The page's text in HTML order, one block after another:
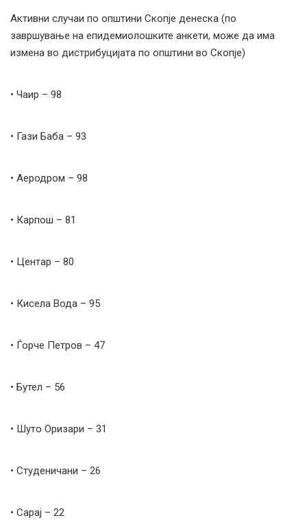
Активни случаи по општини Скопје денеска (по
завршување на епидемиолошките анкети, може да има
измена во дистрибуцијата по општини во Скопје)
• Чаир – 98
• Гази Баба – 93
• Аеродром – 98
• Карпош – 81
• Центар – 80
• Кисела Вода – 95
• Ѓорче Петров – 47
• Бутел – 56
• Шуто Оризари – 31
• Студеничани – 26
• Сарај – 22